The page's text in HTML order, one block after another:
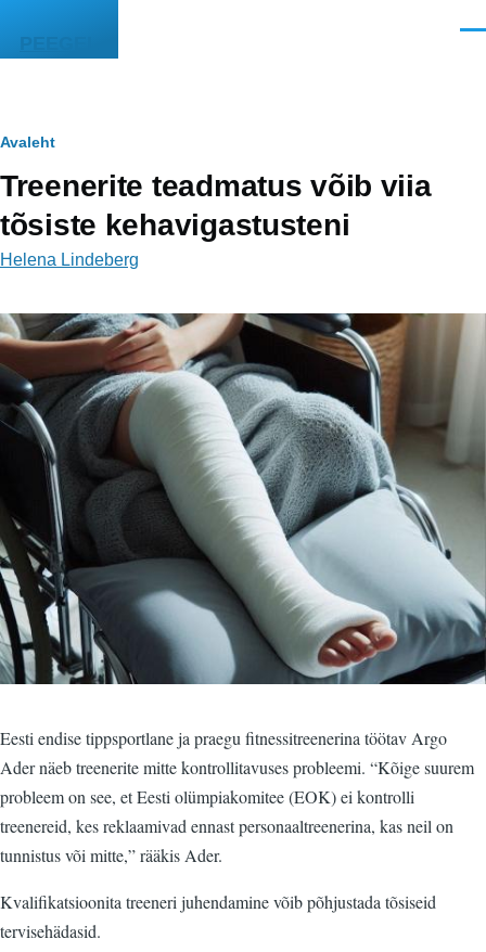
PEEGEL
Leivapuru
Avaleht
Treenerite teadmatus võib viia
tõsiste kehavigastusteni
Helena Lindeberg
Image
Eesti endise tippsportlane ja praegu fitnessitreenerina töötav Argo
Ader näeb treenerite mitte kontrollitavuses probleemi. “Kõige suurem
probleem on see, et Eesti olümpiakomitee (EOK) ei kontrolli
treenereid, kes reklaamivad ennast personaaltreenerina, kas neil on
tunnistus või mitte,” rääkis Ader.
Kvalifikatsioonita treeneri juhendamine võib põhjustada tõsiseid
tervisehädasid.